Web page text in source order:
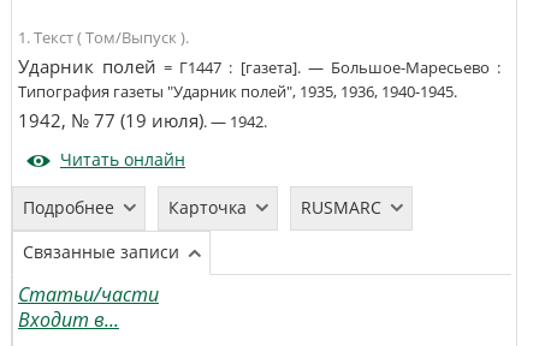
1. Текст ( Том/Выпуск ).
Ударник полей = Г1447 : [газета]. —Большое-Маресьево :
Типография газеты "Ударник полей",1935, 1936, 1940-1945.
1942, № 77 (19 июля). —1942.
Читать онлайн
Подробнее Карточка
RUSMARC
Связанные записи
Статьи/части
Входит в...